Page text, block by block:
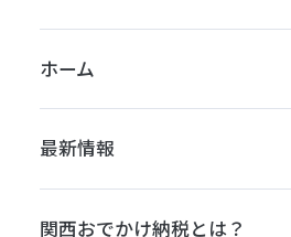
ホーム
最新情報
関西おでかけ納税とは？